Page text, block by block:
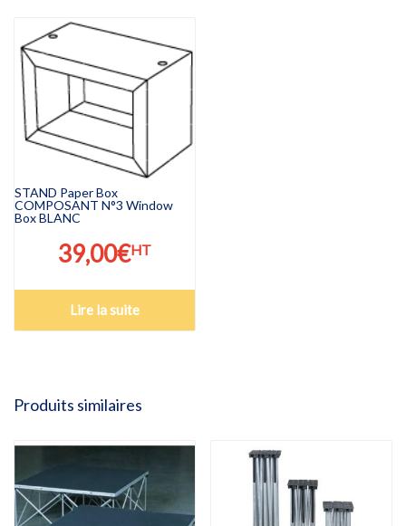
STAND Paper Box
COMPOSANT N°3 Window
Box BLANC
39,00€HT
Lire la suite
Produits similaires